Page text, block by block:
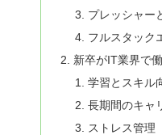
プレッシャー
フルスタック
新卒がIT業界で
学習とスキル
長期間のキャ
ストレス管理